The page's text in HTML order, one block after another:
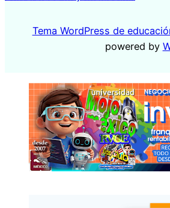
Tema WordPress de
powered by